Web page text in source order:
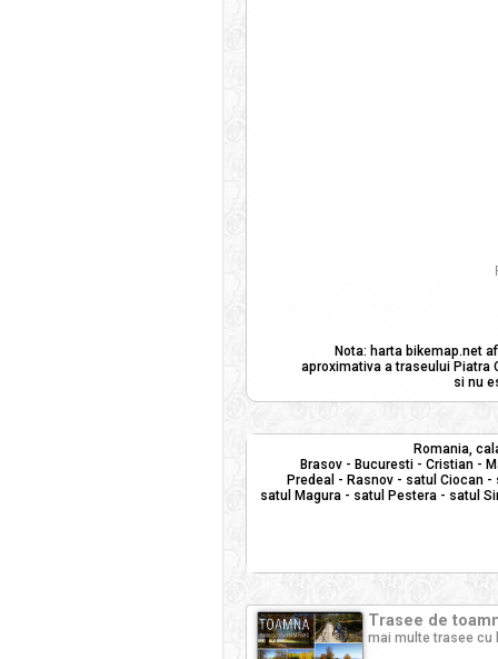
Nota: harta bikemap.net
aproximativa a traseului Piatra
si nu
Romania,
Brasov - Bucuresti - Cristian -
Predeal - Rasnov - satul Ciocan
satul Magura - satul Pestera - satul
Trasee de
mai multe trasee cu